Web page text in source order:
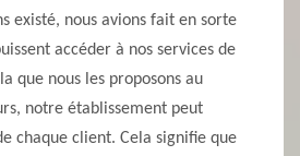
existé, nous avions fait en sorte
accéder à nos services de
que nous les proposons au
notre établissement peut
chaque client. Cela signifie que